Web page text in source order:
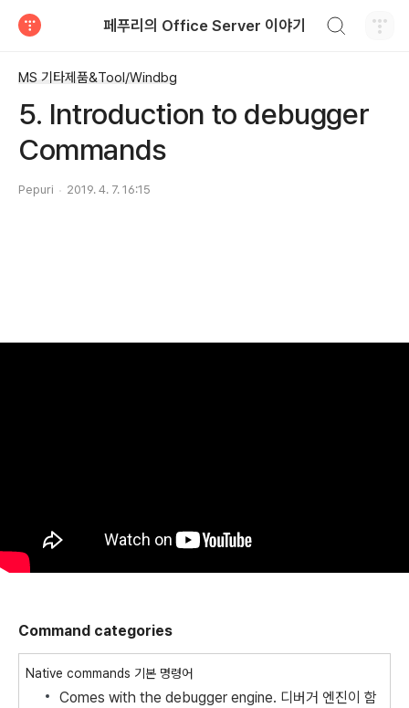
페푸리의 Office Server 이야기
MS 기타제품&Tool/Windbg
5. Introduction to debugger
Commands
Pepuri 2019. 4. 7. 16:15
Command categories
Native commands 기본 명령어
Comes with the debugger engine. 디버거 엔진이 함